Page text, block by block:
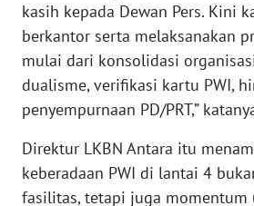
kasih kepada Dewan Pers. Kini
berkantor serta melaksanakan
mulai dari konsolidasi
dualisme, verifikasi kartu PWI,
penyempurnaan PD/PRT,”
Direktur LKBN Antara itu
keberadaan PWI di lantai 4
fasilitas, tetapi juga momentum
WN
PAPUA
WN
BARAT
WN
RIAU